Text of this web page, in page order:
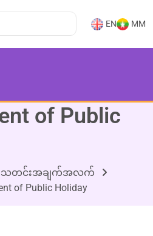
EN MM
of Public
သတင်းအချက်အလက်
of Public Holiday